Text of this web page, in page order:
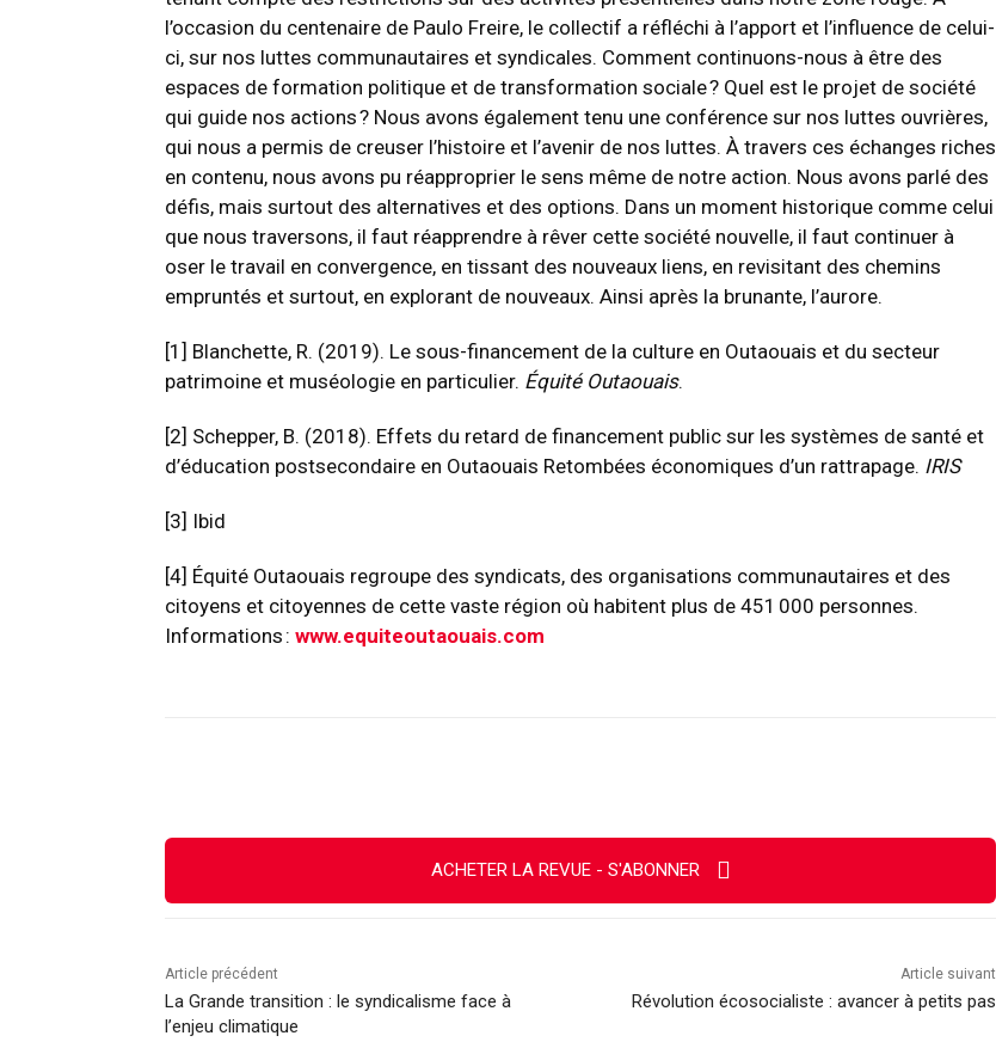
l’occasion du centenaire de Paulo Freire, le collectif a réfléchi à l’apport et l’influence de celui-
ci, sur nos luttes communautaires et syndicales. Comment continuons-nous à être des
espaces de formation politique et de transformation sociale ? Quel est le projet de société
qui guide nos actions ? Nous avons également tenu une conférence sur nos luttes ouvrières,
qui nous a permis de creuser l’histoire et l’avenir de nos luttes. À travers ces échanges riches
en contenu, nous avons pu réapproprier le sens même de notre action. Nous avons parlé des
défis, mais surtout des alternatives et des options. Dans un moment historique comme celui
que nous traversons, il faut réapprendre à rêver cette société nouvelle, il faut continuer à
oser le travail en convergence, en tissant des nouveaux liens, en revisitant des chemins
empruntés et surtout, en explorant de nouveaux. Ainsi après la brunante, l’aurore.
[1] Blanchette, R. (2019). Le sous-financement de la culture en Outaouais et du secteur
patrimoine et muséologie en particulier. Équité Outaouais.
[2] Schepper, B. (2018). Effets du retard de financement public sur les systèmes de santé et
d’éducation postsecondaire en Outaouais Retombées économiques d’un rattrapage. IRIS
[3] Ibid
[4] Équité Outaouais regroupe des syndicats, des organisations communautaires et des
citoyens et citoyennes de cette vaste région où habitent plus de 451 000 personnes.
Informations : www.equiteoutaouais.com
ACHETER LA REVUE - S'ABONNER
Article précédent
La Grande transition : le syndicalisme face à
l’enjeu climatique
Article suivant
Révolution écosocialiste : avancer à petits pas